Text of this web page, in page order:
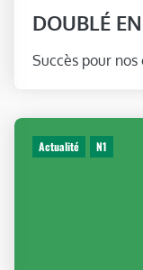
DOUBLÉ
Succès pour nos
Actualité N1